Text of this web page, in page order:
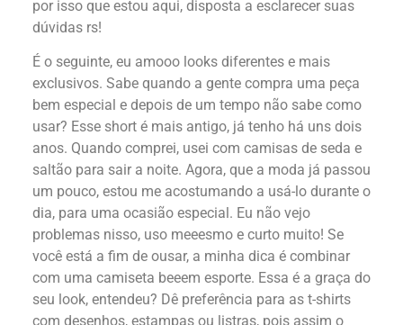
por isso que estou aqui, disposta a esclarecer suas
dúvidas rs!
É o seguinte, eu amooo looks diferentes e mais
exclusivos. Sabe quando a gente compra uma peça
bem especial e depois de um tempo não sabe como
usar? Esse short é mais antigo, já tenho há uns dois
anos. Quando comprei, usei com camisas de seda e
saltão para sair a noite. Agora, que a moda já passou
um pouco, estou me acostumando a usá-lo durante o
dia, para uma ocasião especial. Eu não vejo
problemas nisso, uso meeesmo e curto muito! Se
você está a fim de ousar, a minha dica é combinar
com uma camiseta beeem esporte. Essa é a graça do
seu look, entendeu? Dê preferência para as t-shirts
com desenhos, estampas ou listras, pois assim o